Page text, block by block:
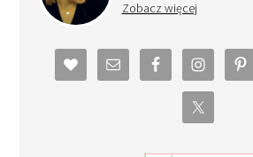
Zobacz więcej